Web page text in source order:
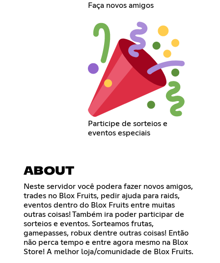
Faça novos amigos
Participe de sorteios e
eventos especiais
ABOUT
Neste servidor você podera fazer novos amigos,
trades no Blox Fruits, pedir ajuda para raids,
eventos dentro do Blox Fruits entre muitas
outras coisas! Também ira poder participar de
sorteios e eventos. Sorteamos frutas,
gamepasses, robux dentre outras coisas! Então
não perca tempo e entre agora mesmo na Blox
Store! A melhor loja/comunidade de Blox Fruits.